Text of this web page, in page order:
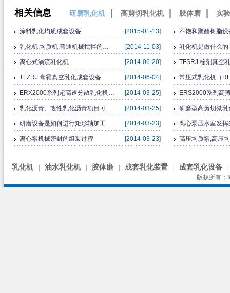
相关信息 研磨乳化机 高剪切乳化机 胶体磨 实
[2015-01-13]
涂料乳化均质成套设备 不饱和聚酯树脂设
[2014-11-03]
乳化机,均质机,普通机械搅拌的… 乳化机是做什么的
[2014-06-20]
离心式涡流乳化机 TFSRJ 栓剂真空
[2014-06-04]
TFZRJ 膏霜真空乳化成套设备 常压式乳化机（
[2014-03-25]
ERX2000系列超高速分散乳化机… ERS2000系列高
[2014-03-25]
乳化沥青、改性乳化沥青项目可… 研磨型高剪切微
[2014-03-23]
研磨设备是如何进行矩形轴加工… 离心泵压水室发
[2014-03-23]
离心泵机械密封的组装过程 高压均质泵,高压
乳化机 油水乳化机 胶体磨 成套乳化装置 成套乳化设备
版权所有：